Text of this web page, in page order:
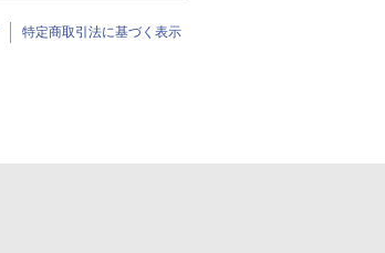
特定商取引法に基づく表示